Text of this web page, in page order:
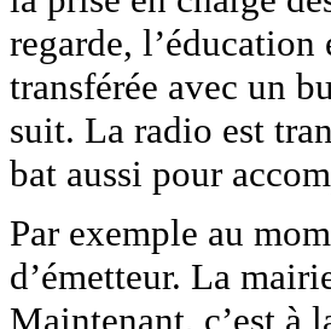
regarde,
transférée avec un
suit. La radio est
bat aussi pour
Par exemple au
d’émetteur. La
Maintenant, c’est à